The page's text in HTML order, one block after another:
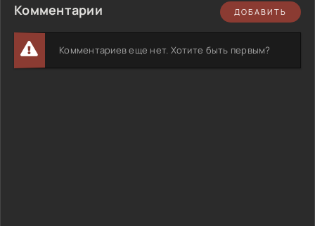
Комментарии ДОБАВИТЬ
Комментариев еще нет. Хотите быть первым?